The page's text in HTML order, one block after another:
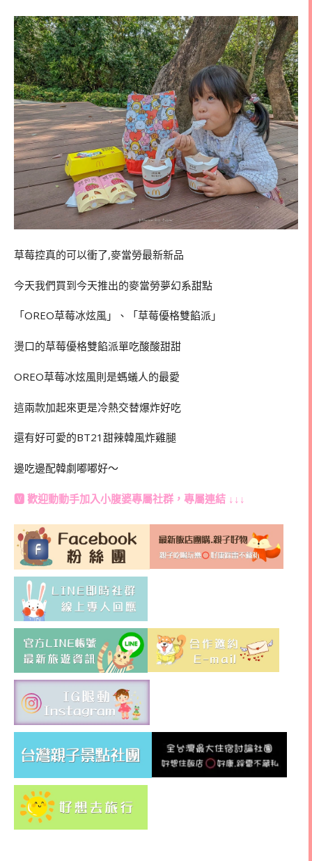
草莓控真的可以衝了,麥當勞最新新品
今天我們買到今天推出的麥當勞夢幻系甜點
「OREO草莓冰炫風」、「草莓優格雙餡派」
燙口的草莓優格雙餡派單吃酸酸甜甜
OREO草莓冰炫風則是螞蟻人的最愛
這兩款加起來更是冷熱交替爆炸好吃
還有好可愛的BT21甜辣韓風炸雞腿
邊吃邊配韓劇嘟嘟好～
🆅 歡迎動動手加入小腹婆專屬社群 ，專屬連結 ↓↓↓